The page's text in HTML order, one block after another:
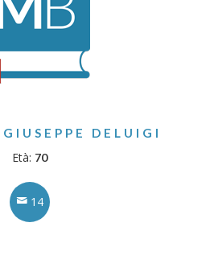
DELUIGI
Età: 70
14